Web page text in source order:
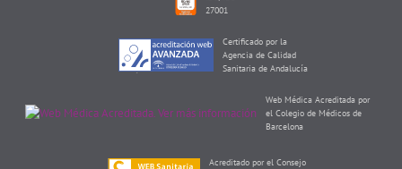
27001
Certificado por la
Agencia de Calidad
Sanitaria de Andalucía
Web Médica Acreditada por
el Colegio de Médicos de
Barcelona
Acreditado por el Consejo